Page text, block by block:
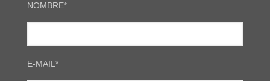
NOMBRE*
E-MAIL*